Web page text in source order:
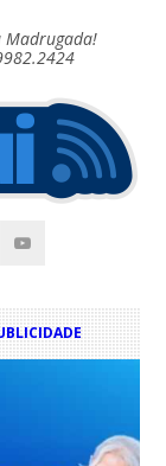
Madrugada!